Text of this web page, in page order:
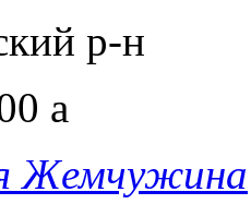
р-н
a
Жемчужина